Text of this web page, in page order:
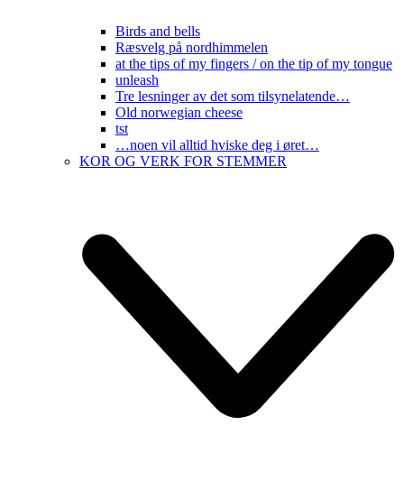
Birds and bells
Ræsvelg på nordhimmelen
at the tips of my fingers / on the tip of my tongue
unleash
Tre lesninger av det som tilsynelatende…
Old norwegian cheese
tst
…noen vil alltid hviske deg i øret…
KOR OG VERK FOR STEMMER